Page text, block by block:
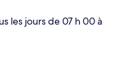
les jours de 07 h 00 à